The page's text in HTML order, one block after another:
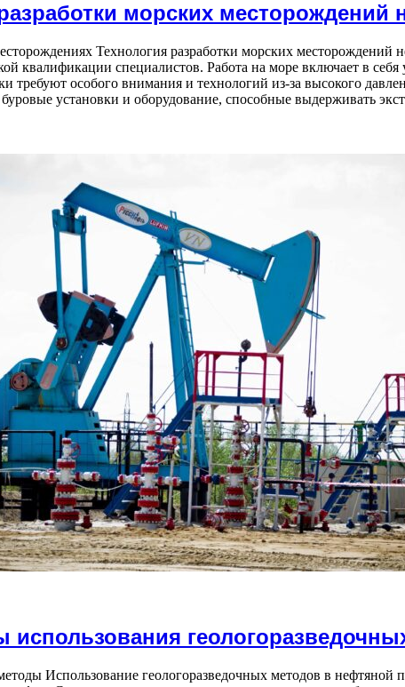
морских месторождений
Технология разработки морских
квалификации специалистов. Работа на море включает в
требуют особого внимания и технологий из-за высокого
установки и оборудование, способные выдерживать
использования
Использование геологоразведочных методов в